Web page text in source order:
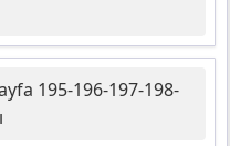
195-196-197-198-